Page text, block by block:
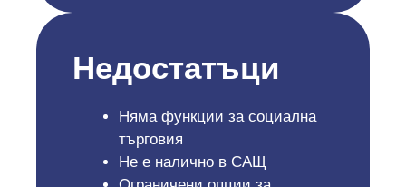
Недостатъци
Няма функции за социална
търговия
Не е налично в САЩ